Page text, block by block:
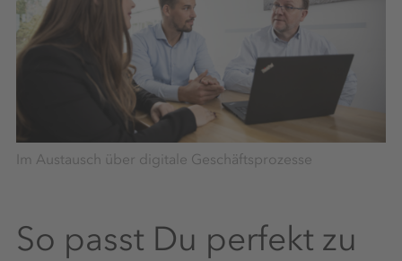
Im Austausch über digitale Geschäftsprozesse
So passt Du perfekt zu